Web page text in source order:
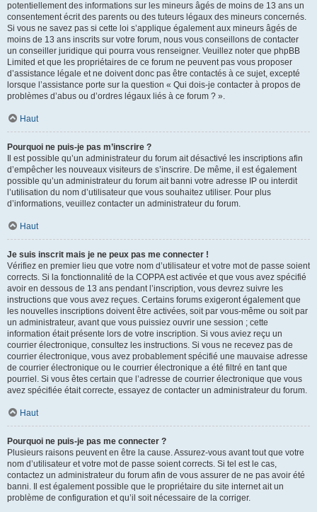
potentiellement des informations sur les mineurs âgés de moins de 13 ans un
consentement écrit des parents ou des tuteurs légaux des mineurs concernés.
Si vous ne savez pas si cette loi s’applique également aux mineurs âgés de
moins de 13 ans inscrits sur votre forum, nous vous conseillons de contacter
un conseiller juridique qui pourra vous renseigner. Veuillez noter que phpBB
Limited et que les propriétaires de ce forum ne peuvent pas vous proposer
d’assistance légale et ne doivent donc pas être contactés à ce sujet, excepté
lorsque l’assistance porte sur la question « Qui dois-je contacter à propos de
problèmes d’abus ou d’ordres légaux liés à ce forum ? ».
Haut
Pourquoi ne puis-je pas m’inscrire ?
Il est possible qu’un administrateur du forum ait désactivé les inscriptions afin
d’empêcher les nouveaux visiteurs de s’inscrire. De même, il est également
possible qu’un administrateur du forum ait banni votre adresse IP ou interdit
l’utilisation du nom d’utilisateur que vous souhaitez utiliser. Pour plus
d’informations, veuillez contacter un administrateur du forum.
Haut
Je suis inscrit mais je ne peux pas me connecter !
Vérifiez en premier lieu que votre nom d’utilisateur et votre mot de passe soient
corrects. Si la fonctionnalité de la COPPA est activée et que vous avez spécifié
avoir en dessous de 13 ans pendant l’inscription, vous devrez suivre les
instructions que vous avez reçues. Certains forums exigeront également que
les nouvelles inscriptions doivent être activées, soit par vous-même ou soit par
un administrateur, avant que vous puissiez ouvrir une session ; cette
information était présente lors de votre inscription. Si vous aviez reçu un
courrier électronique, consultez les instructions. Si vous ne recevez pas de
courrier électronique, vous avez probablement spécifié une mauvaise adresse
de courrier électronique ou le courrier électronique a été filtré en tant que
pourriel. Si vous êtes certain que l’adresse de courrier électronique que vous
avez spécifiée était correcte, essayez de contacter un administrateur du forum.
Haut
Pourquoi ne puis-je pas me connecter ?
Plusieurs raisons peuvent en être la cause. Assurez-vous avant tout que votre
nom d’utilisateur et votre mot de passe soient corrects. Si tel est le cas,
contactez un administrateur du forum afin de vous assurer de ne pas avoir été
banni. Il est également possible que le propriétaire du site internet ait un
problème de configuration et qu’il soit nécessaire de la corriger.